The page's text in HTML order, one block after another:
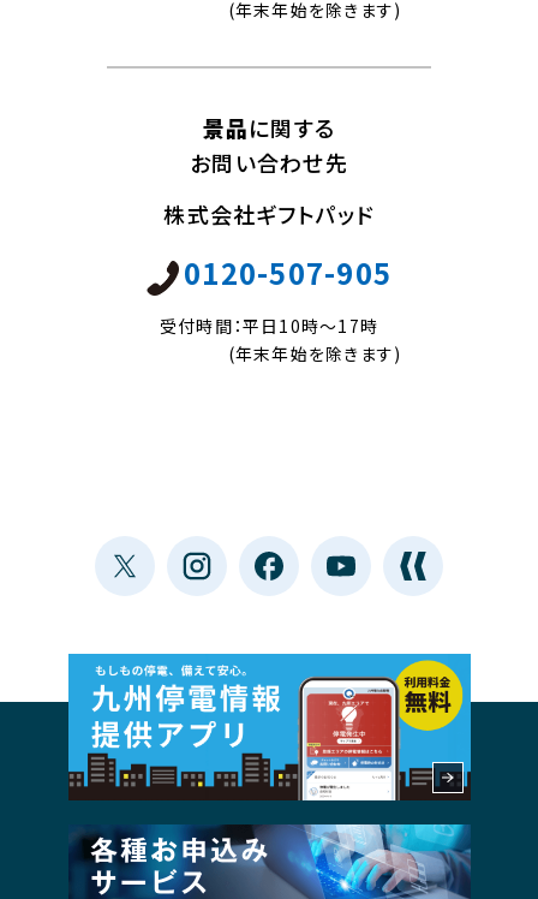
・選べる防災グッズおよび選べるPayは、ラインナップの
中からお好きな景品と交換できます。
・選べるPayの有効期限は、ペイメントごとに異なりま
す。詳細は、交換ページをご確認ください。
・選べる防災グッズおよび選べるPayの景品の交換期限
は、2025年3月16日（日）までとなります。
・景品交換後の景品の変更・キャンセルはできません。
受取りいただけなかった場合、当選は無効となります。
また、再送はできません。
・当キャンペーンのご応募はお一人様１回までとします。
・ご応募の際の通信費およびそれに付随する費⽤の⼀切
は、全て応募者のご負担となります。
・当選結果は２月中旬頃、九州停電情報提供アプリ内で
・一定時間操作しない状態が続くと、タイムアウトとなり
ご入力が破棄されますのでご注意ください。
(年末年始を除きます)
景品に関する
お問い合わせ先
株式会社ギフトパッド
0120-507-905
受付時間：平日10時～17時
(年末年始を除きます)